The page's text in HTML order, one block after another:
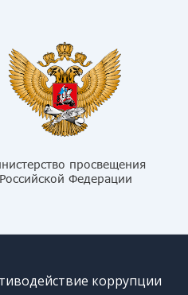
коррупции